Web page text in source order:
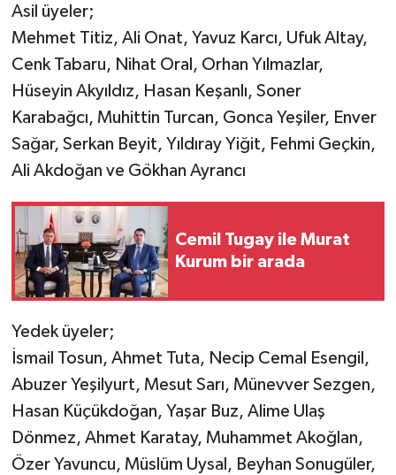
Asil üyeler;
Mehmet Titiz, Ali Onat, Yavuz Karcı, Ufuk Altay,
Cenk Tabaru, Nihat Oral, Orhan Yılmazlar,
Hüseyin Akyıldız, Hasan Keşanlı, Soner
Karabağcı, Muhittin Turcan, Gonca Yeşiler, Enver
Sağar, Serkan Beyit, Yıldıray Yiğit, Fehmi Geçkin,
Ali Akdoğan ve Gökhan Ayrancı
Cemil Tugay ile Murat
Kurum bir arada
Yedek üyeler;
İsmail Tosun, Ahmet Tuta, Necip Cemal Esengil,
Abuzer Yeşilyurt, Mesut Sarı, Münevver Sezgen,
Hasan Küçükdoğan, Yaşar Buz, Alime Ulaş
Dönmez, Ahmet Karatay, Muhammet Akoğlan,
Özer Yavuncu, Müslüm Uysal, Beyhan Sonugüler,